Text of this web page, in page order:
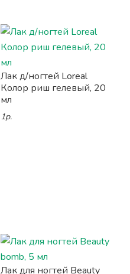
Лак д/ногтей Loreal
Колор риш гелевый, 20
мл
1р.
Лак для ногтей Beauty